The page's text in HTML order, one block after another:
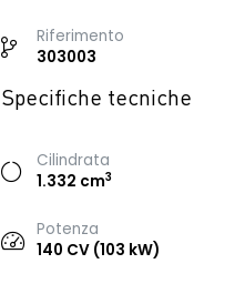
Riferimento
303003
Specifiche tecniche
Cilindrata
1.332 cm3
Potenza
140 CV (103 kW)